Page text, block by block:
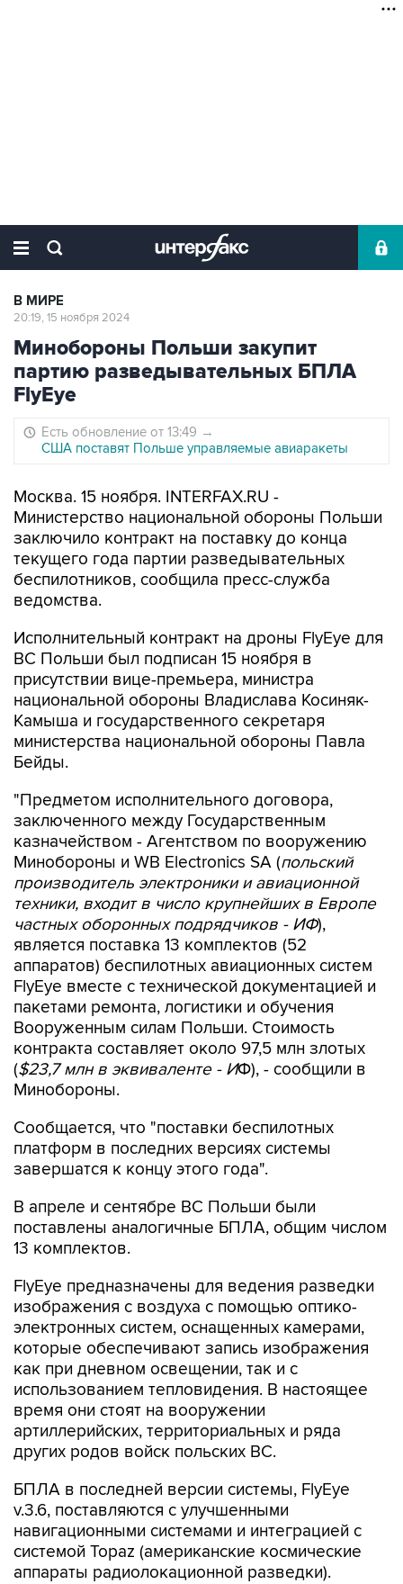
В МИРЕ
20:19, 15 ноября 2024
Минобороны Польши закупит
партию разведывательных БПЛА
FlyEye
Есть обновление от 13:49 →
США поставят Польше управляемые авиаракеты
Москва. 15 ноября. INTERFAX.RU -
Министерство национальной обороны Польши
заключило контракт на поставку до конца
текущего года партии разведывательных
беспилотников, сообщила пресс-служба
ведомства.
Исполнительный контракт на дроны FlyEye для
ВС Польши был подписан 15 ноября в
присутствии вице-премьера, министра
национальной обороны Владислава Косиняк-
Камыша и государственного секретаря
министерства национальной обороны Павла
Бейды.
"Предметом исполнительного договора,
заключенного между Государственным
казначейством - Агентством по вооружению
Минобороны и WB Electronics SA (польский
производитель электроники и авиационной
техники, входит в число крупнейших в Европе
частных оборонных подрядчиков - ИФ),
является поставка 13 комплектов (52
аппаратов) беспилотных авиационных систем
FlyEye вместе с технической документацией и
пакетами ремонта, логистики и обучения
Вооруженным силам Польши. Стоимость
контракта составляет около 97,5 млн злотых
($23,7 млн в эквиваленте - ИФ), - сообщили в
Минобороны.
Сообщается, что "поставки беспилотных
платформ в последних версиях системы
завершатся к концу этого года".
В апреле и сентябре ВС Польши были
поставлены аналогичные БПЛА, общим числом
13 комплектов.
FlyEye предназначены для ведения разведки
изображения с воздуха с помощью оптико-
электронных систем, оснащенных камерами,
которые обеспечивают запись изображения
как при дневном освещении, так и с
использованием тепловидения. В настоящее
время они стоят на вооружении
артиллерийских, территориальных и ряда
других родов войск польских ВС.
БПЛА в последней версии системы, FlyEye
v.3.6, поставляются с улучшенными
навигационными системами и интеграцией с
системой Topaz (американские космические
аппараты радиолокационной разведки).